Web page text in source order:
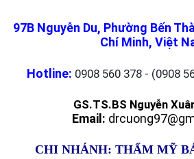
97B Nguyễn Du, Phường Bến
Chí Minh, Việt
Hotline: 0908 560 378 - (0908
GS.TS.BS Nguyễn
Email:
CHI NHÁNH: THẨM MỸ